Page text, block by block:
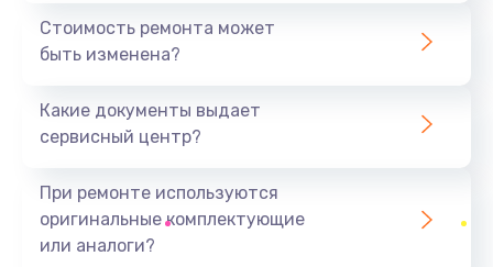
1440 руб.
Ремонт южного моста
Замена батарейки BIOS
Стоимость ремонта может
быть изменена?
Какие документы выдает
сервисный центр?
При ремонте используются
оригинальные комплектующие
или аналоги?